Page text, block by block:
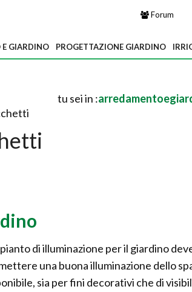
Forum
E GIARDINO PROGETTAZIONE GIARDINO
tu sei in :
di illuminazione per il giardino
una buona illuminazione dello
sia per fini decorativi che di